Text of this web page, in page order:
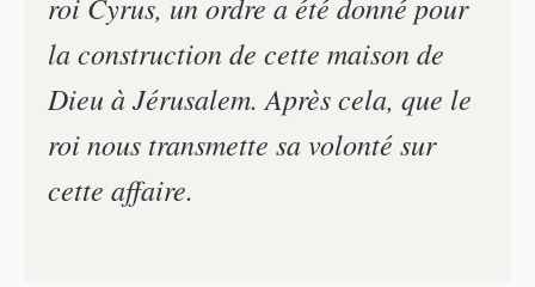
la construction de cette maison de
Dieu à Jérusalem. Après cela, que le
roi nous transmette sa volonté sur
cette affaire.